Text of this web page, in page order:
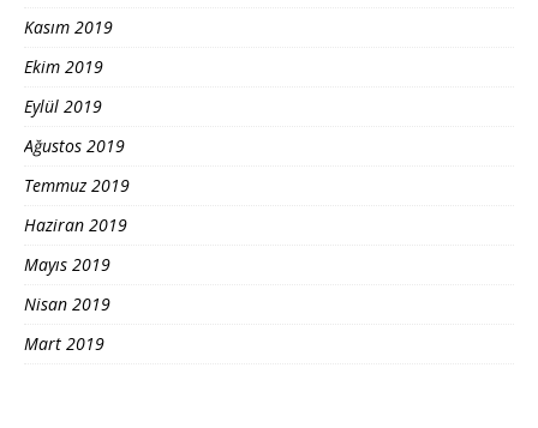
Kasım 2019
Ekim 2019
Eylül 2019
Ağustos 2019
Temmuz 2019
Haziran 2019
Mayıs 2019
Nisan 2019
Mart 2019